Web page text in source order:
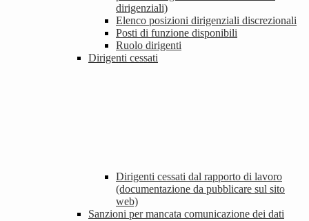
dirigenziali)
Elenco posizioni dirigenziali discrezionali
Posti di funzione disponibili
Ruolo dirigenti
Dirigenti cessati
Dirigenti cessati dal rapporto di lavoro
(documentazione da pubblicare sul sito
web)
Sanzioni per mancata comunicazione dei dati